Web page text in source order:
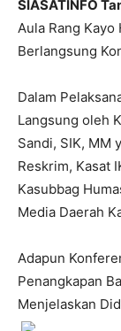
SIASATINFO
Aula Rang
Berlangsung
Dalam
Langsung oleh
Sandi, SIK, MM
Reskrim, Kasat
Kasubbag
Media Daerah
Adapun
Penangkapan
Menjelaskan